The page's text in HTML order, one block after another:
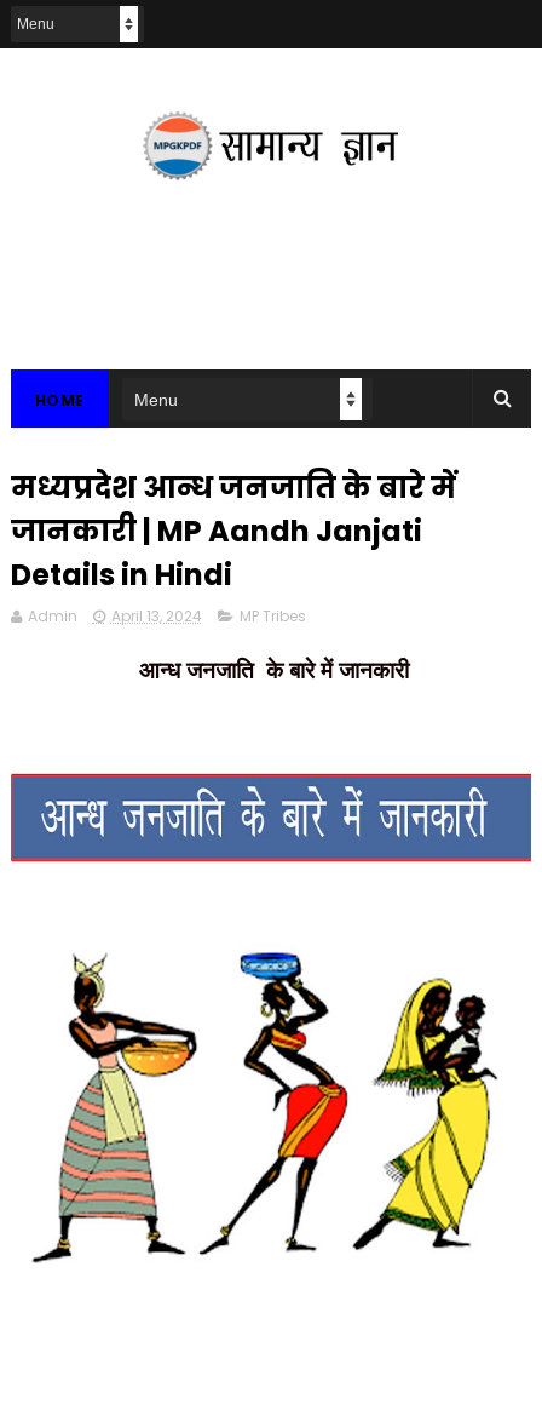
HOME
मध्यप्रदेश आन्ध जनजाति के बारे में
जानकारी | MP Aandh Janjati
Details in Hindi
Admin April 13, 2024 MP Tribes
आन्ध जनजाति के बारे में जानकारी